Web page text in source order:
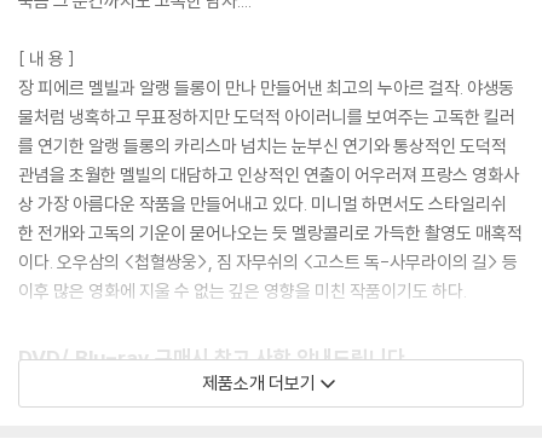
[ 내 용 ]
장 피에르 멜빌과 알랭 들롱이 만나 만들어낸 최고의 누아르 걸작. 야생동
물처럼 냉혹하고 무표정하지만 도덕적 아이러니를 보여주는 고독한 킬러
를 연기한 알랭 들롱의 카리스마 넘치는 눈부신 연기와 통상적인 도덕적
관념을 초월한 멜빌의 대담하고 인상적인 연출이 어우러져 프랑스 영화사
상 가장 아름다운 작품을 만들어내고 있다. 미니멀 하면서도 스타일리쉬
한 전개와 고독의 기운이 묻어나오는 듯 멜랑콜리로 가득한 촬영도 매혹적
이다. 오우삼의 <첩혈쌍웅>, 짐 자무쉬의 <고스트 독-사무라이의 길> 등
이후 많은 영화에 지울 수 없는 깊은 영향을 미친 작품이기도 하다.
DVD/ Blu-ray 구매시 참고 사항 안내드립니다.
※ 4K블루레이, 3D 블루레이 재생 관련 안내
제품소개 더보기